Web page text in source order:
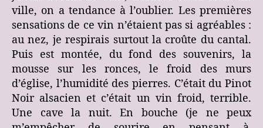
ville, on a tendance à l’oublier. Les premières
sensations de ce vin n’étaient pas si agréables :
au nez, je respirais surtout la croûte du cantal.
Puis est montée, du fond des souvenirs, la
mousse sur les ronces, le froid des murs
d’église, l’humidité des pierres. C’était du Pinot
Noir alsacien et c’était un vin froid, terrible.
Une cave la nuit. En bouche (je ne peux